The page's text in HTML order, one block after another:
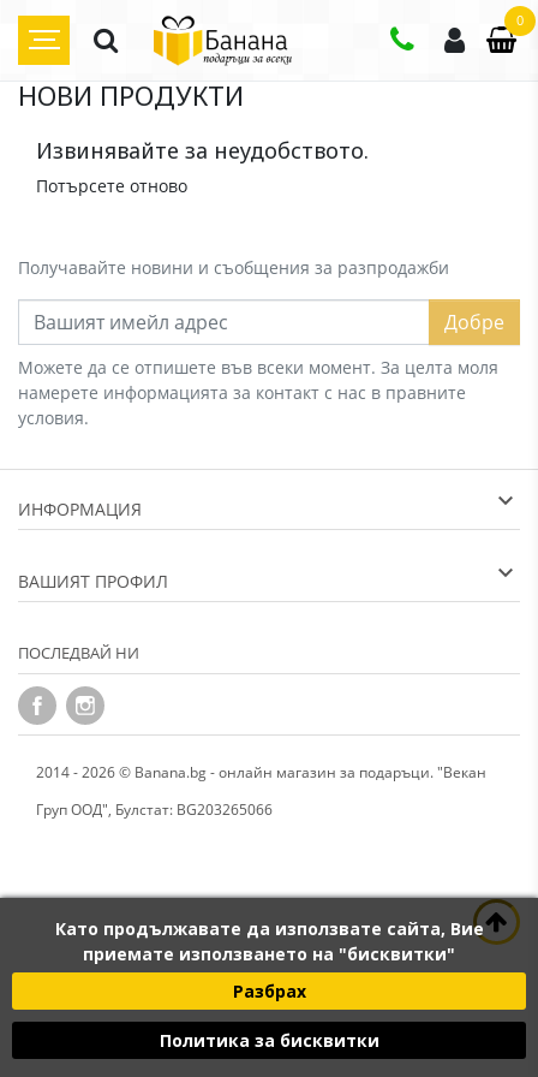
Като продължавате да използвате сайта, Вие
приемате използването на "бисквитки"
Разбрах
Политика за бисквитки
0
НОВИ ПРОДУКТИ
Извинявайте за неудобството.
Потърсете отново
Получавайте новини и съобщения за разпродажби
Добре
Можете да се отпишете във всеки момент. За целта моля
намерете информацията за контакт с нас в правните
условия.
ИНФОРМАЦИЯ
ВАШИЯТ ПРОФИЛ
ПОСЛЕДВАЙ НИ
2014 - 2026 © Banana.bg - онлайн магазин за подаръци. "Векан
Груп ООД", Булстат: BG203265066